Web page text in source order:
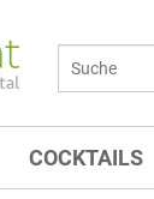
COCKTAILS